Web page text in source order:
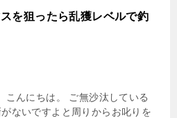
を狙ったら乱獲レベルで釣
んにちは。 ご無沙汰している
ないですよと周りからお叱りを